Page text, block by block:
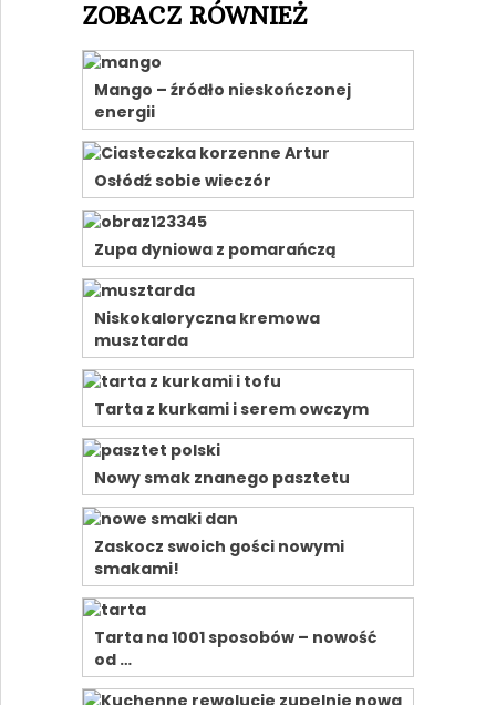
ZOBACZ RÓWNIEŻ
Mango – źródło nieskończonej
energii
Osłódź sobie wieczór
Zupa dyniowa z pomarańczą
Niskokaloryczna kremowa
musztarda
Tarta z kurkami i serem owczym
Nowy smak znanego pasztetu
Zaskocz swoich gości nowymi
smakami!
Tarta na 1001 sposobów – nowość
od …